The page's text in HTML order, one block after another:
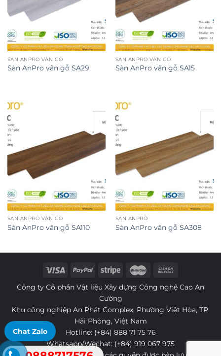
SÀN ANPRO VÂN GỖ
Sàn AnPro vân gỗ SA29
SÀN ANPRO VÂN GỖ
Sàn AnPro vân gỗ SA15
SÀN ANPRO VÂN GỖ
Sàn AnPro vân gỗ SA110
SÀN ANPRO
Sàn AnPro vân gỗ SA308
Công ty Cổ phần Vật liệu Xây dựng Công nghệ Cao An
Cường
Khu công nghiệp An Phát Complex, Phường Việt Hòa, TP.
Hải Phòng, Việt Nam
Hotline: (+84) 888 71 75 76
Whatsapp/Wechat: (+84) 919 067 975
Chat Zalo